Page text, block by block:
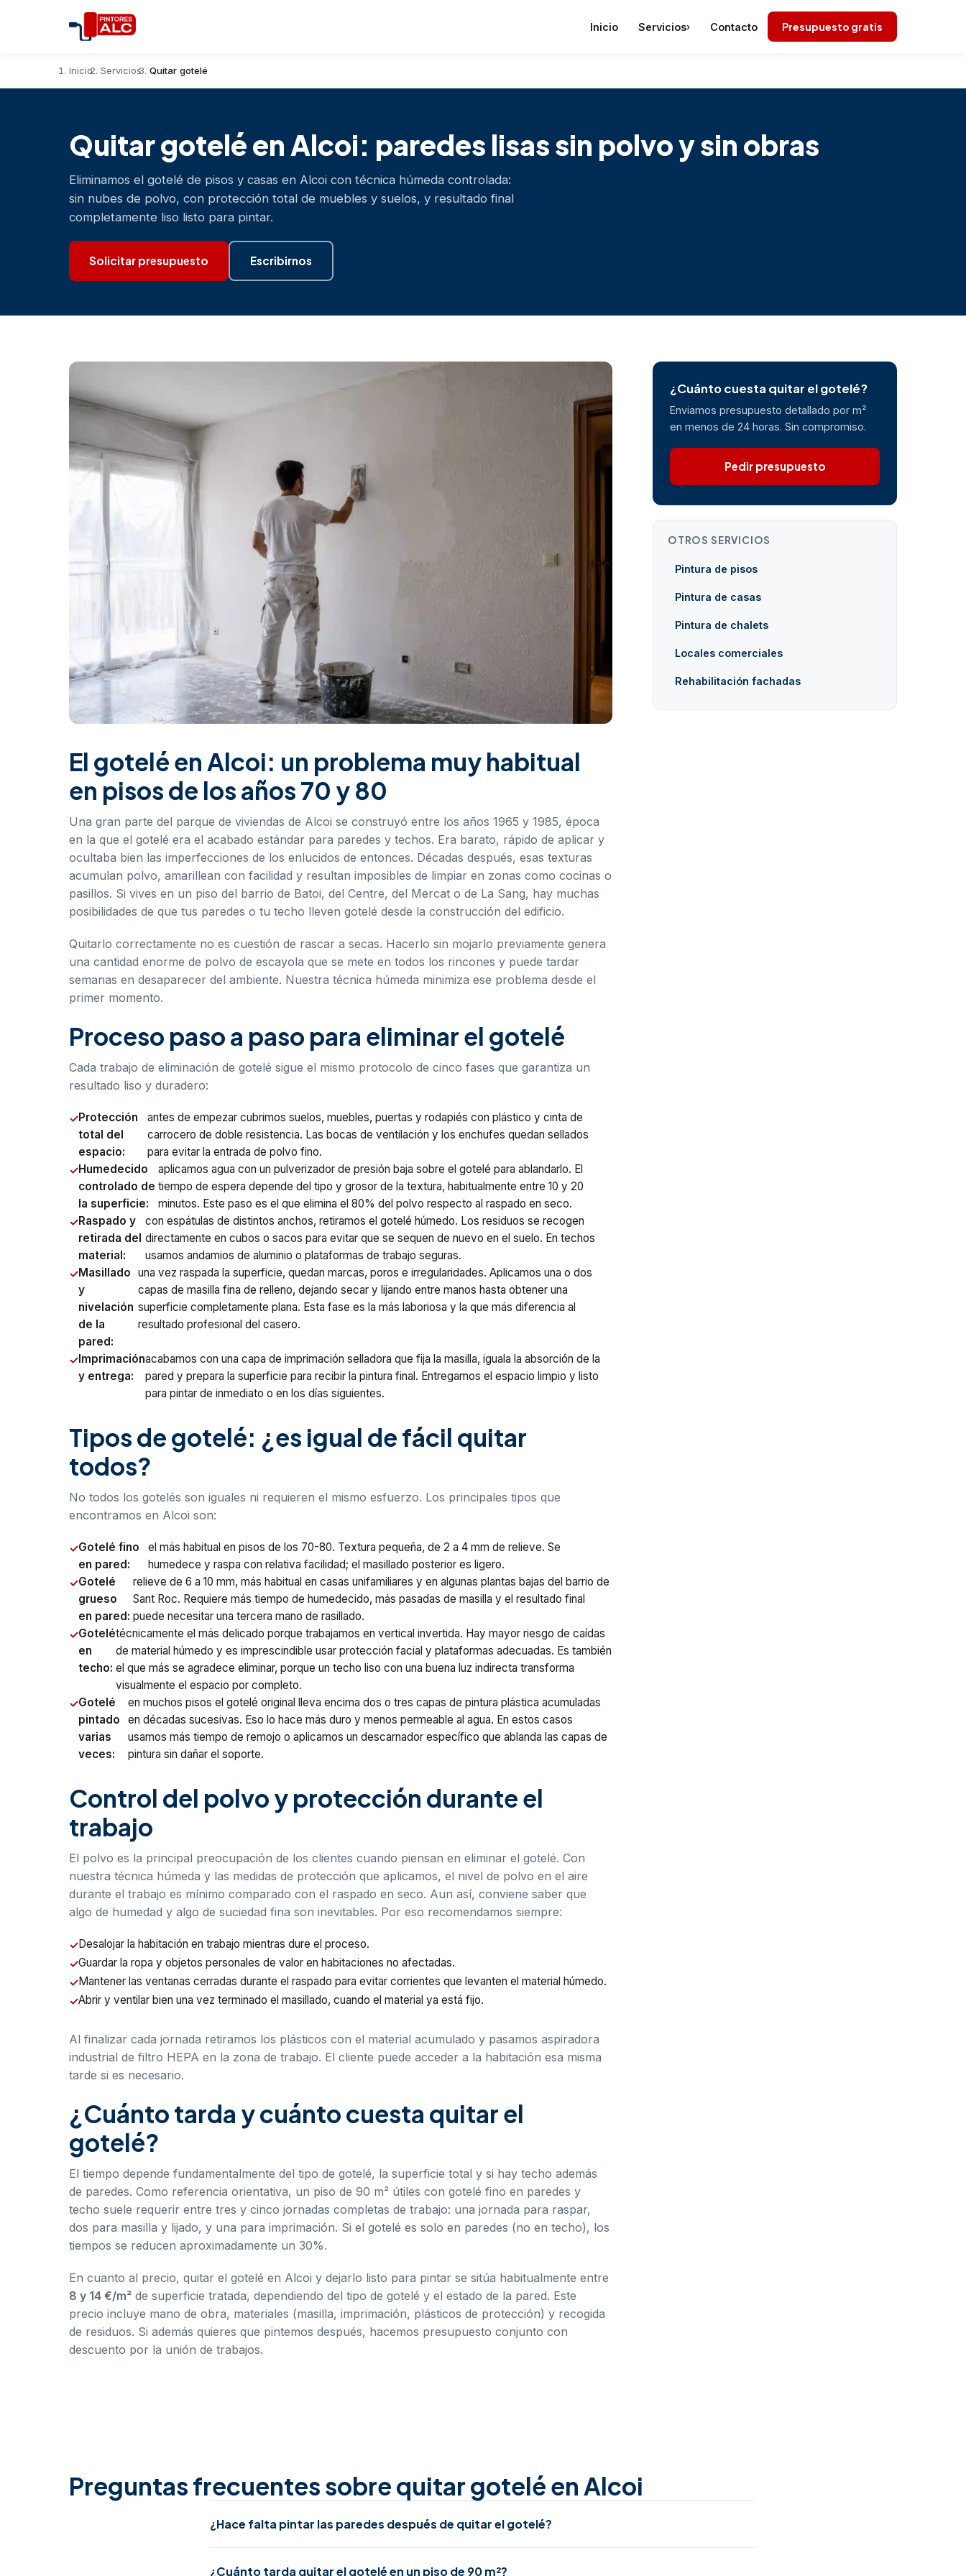
Inicio Servicios› Contacto Presupuesto gratis
Inicio Servicios Quitar gotelé
Quitar gotelé en Alcoi: paredes lisas sin polvo y sin obras
Eliminamos el gotelé de pisos y casas en Alcoi con técnica húmeda controlada:
sin nubes de polvo, con protección total de muebles y suelos, y resultado final
completamente liso listo para pintar.
Solicitar presupuesto Escribirnos
El gotelé en Alcoi: un problema muy habitual
en pisos de los años 70 y 80
Una gran parte del parque de viviendas de Alcoi se construyó entre los años 1965 y 1985, época
en la que el gotelé era el acabado estándar para paredes y techos. Era barato, rápido de aplicar y
ocultaba bien las imperfecciones de los enlucidos de entonces. Décadas después, esas texturas
acumulan polvo, amarillean con facilidad y resultan imposibles de limpiar en zonas como cocinas o
pasillos. Si vives en un piso del barrio de Batoi, del Centre, del Mercat o de La Sang, hay muchas
posibilidades de que tus paredes o tu techo lleven gotelé desde la construcción del edificio.
Quitarlo correctamente no es cuestión de rascar a secas. Hacerlo sin mojarlo previamente genera
una cantidad enorme de polvo de escayola que se mete en todos los rincones y puede tardar
semanas en desaparecer del ambiente. Nuestra técnica húmeda minimiza ese problema desde el
primer momento.
Proceso paso a paso para eliminar el gotelé
Cada trabajo de eliminación de gotelé sigue el mismo protocolo de cinco fases que garantiza un
resultado liso y duradero:
Protección
total del
espacio:
antes de empezar cubrimos suelos, muebles, puertas y rodapiés con plástico y cinta de
carrocero de doble resistencia. Las bocas de ventilación y los enchufes quedan sellados
para evitar la entrada de polvo fino.
Humedecido
controlado de
la superficie:
aplicamos agua con un pulverizador de presión baja sobre el gotelé para ablandarlo. El
tiempo de espera depende del tipo y grosor de la textura, habitualmente entre 10 y 20
minutos. Este paso es el que elimina el 80% del polvo respecto al raspado en seco.
Raspado y
retirada del
material:
con espátulas de distintos anchos, retiramos el gotelé húmedo. Los residuos se recogen
directamente en cubos o sacos para evitar que se sequen de nuevo en el suelo. En techos
usamos andamios de aluminio o plataformas de trabajo seguras.
Masillado
y
nivelación
de la
pared:
una vez raspada la superficie, quedan marcas, poros e irregularidades. Aplicamos una o dos
capas de masilla fina de relleno, dejando secar y lijando entre manos hasta obtener una
superficie completamente plana. Esta fase es la más laboriosa y la que más diferencia al
resultado profesional del casero.
Imprimación
y entrega:
acabamos con una capa de imprimación selladora que fija la masilla, iguala la absorción de la
pared y prepara la superficie para recibir la pintura final. Entregamos el espacio limpio y listo
para pintar de inmediato o en los días siguientes.
Tipos de gotelé: ¿es igual de fácil quitar
todos?
No todos los gotelés son iguales ni requieren el mismo esfuerzo. Los principales tipos que
encontramos en Alcoi son:
Gotelé fino
en pared:
el más habitual en pisos de los 70-80. Textura pequeña, de 2 a 4 mm de relieve. Se
humedece y raspa con relativa facilidad; el masillado posterior es ligero.
Gotelé
grueso
en pared:
relieve de 6 a 10 mm, más habitual en casas unifamiliares y en algunas plantas bajas del barrio de
Sant Roc. Requiere más tiempo de humedecido, más pasadas de masilla y el resultado final
puede necesitar una tercera mano de rasillado.
Gotelé
en
techo:
técnicamente el más delicado porque trabajamos en vertical invertida. Hay mayor riesgo de caídas
de material húmedo y es imprescindible usar protección facial y plataformas adecuadas. Es también
el que más se agradece eliminar, porque un techo liso con una buena luz indirecta transforma
visualmente el espacio por completo.
Gotelé
pintado
varias
veces:
en muchos pisos el gotelé original lleva encima dos o tres capas de pintura plástica acumuladas
en décadas sucesivas. Eso lo hace más duro y menos permeable al agua. En estos casos
usamos más tiempo de remojo o aplicamos un descarnador específico que ablanda las capas de
pintura sin dañar el soporte.
Control del polvo y protección durante el
trabajo
El polvo es la principal preocupación de los clientes cuando piensan en eliminar el gotelé. Con
nuestra técnica húmeda y las medidas de protección que aplicamos, el nivel de polvo en el aire
durante el trabajo es mínimo comparado con el raspado en seco. Aun así, conviene saber que
algo de humedad y algo de suciedad fina son inevitables. Por eso recomendamos siempre:
Desalojar la habitación en trabajo mientras dure el proceso.
Guardar la ropa y objetos personales de valor en habitaciones no afectadas.
Mantener las ventanas cerradas durante el raspado para evitar corrientes que levanten el material húmedo.
Abrir y ventilar bien una vez terminado el masillado, cuando el material ya está fijo.
Al finalizar cada jornada retiramos los plásticos con el material acumulado y pasamos aspiradora
industrial de filtro HEPA en la zona de trabajo. El cliente puede acceder a la habitación esa misma
tarde si es necesario.
¿Cuánto tarda y cuánto cuesta quitar el
gotelé?
El tiempo depende fundamentalmente del tipo de gotelé, la superficie total y si hay techo además
de paredes. Como referencia orientativa, un piso de 90 m² útiles con gotelé fino en paredes y
techo suele requerir entre tres y cinco jornadas completas de trabajo: una jornada para raspar,
dos para masilla y lijado, y una para imprimación. Si el gotelé es solo en paredes (no en techo), los
tiempos se reducen aproximadamente un 30%.
En cuanto al precio, quitar el gotelé en Alcoi y dejarlo listo para pintar se sitúa habitualmente entre
8 y 14 €/m² de superficie tratada, dependiendo del tipo de gotelé y el estado de la pared. Este
precio incluye mano de obra, materiales (masilla, imprimación, plásticos de protección) y recogida
de residuos. Si además quieres que pintemos después, hacemos presupuesto conjunto con
descuento por la unión de trabajos.
¿Cuánto cuesta quitar el gotelé?
Enviamos presupuesto detallado por m²
en menos de 24 horas. Sin compromiso.
Pedir presupuesto
OTROS SERVICIOS
Pintura de pisos
Pintura de casas
Pintura de chalets
Locales comerciales
Rehabilitación fachadas
Preguntas frecuentes sobre quitar gotelé en Alcoi
¿Hace falta pintar las paredes después de quitar el gotelé?
¿Cuánto tarda quitar el gotelé en un piso de 90 m²?